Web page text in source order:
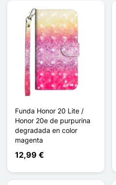
Funda Honor 20 Lite /
Honor 20e de purpurina
degradada en color
magenta
12,99 €